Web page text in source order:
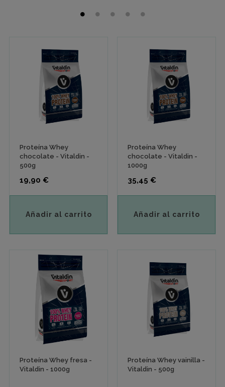
Proteína Whey
chocolate - Vitaldin -
500g
Precio
19,90 €
Añadir al carrito
Proteína Whey
chocolate - Vitaldin -
1000g
Precio
35,45 €
Añadir al carrito
Proteína Whey fresa -
Vitaldin - 1000g
Proteína Whey vainilla -
Vitaldin - 500g